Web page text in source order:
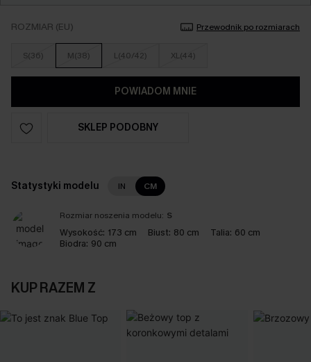
ROZMIAR (EU) Przewodnik po rozmiarach
S(36) M(38) L(40/42) XL(44)
POWIADOM MNIE
SKLEP PODOBNY
Statystyki modelu IN CM
Rozmiar noszenia modelu: S
Wysokość: 173 cm Biust: 80 cm Talia: 60 cm
Biodra: 90 cm
KUP RAZEM Z